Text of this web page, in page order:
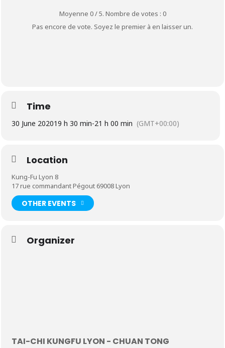
Moyenne 0/ 5. Nombre de votes : 0
Pas encore de vote. Soyez le premier à en laisser un.
Time
30 June 202019 h 30 min-21 h 00 min (GMT+00:00)
Location
Kung-Fu Lyon 8
17 rue commandant Pégout 69008 Lyon
OTHER EVENTS
Organizer
TAI-CHI KUNGFU LYON - CHUAN TONG